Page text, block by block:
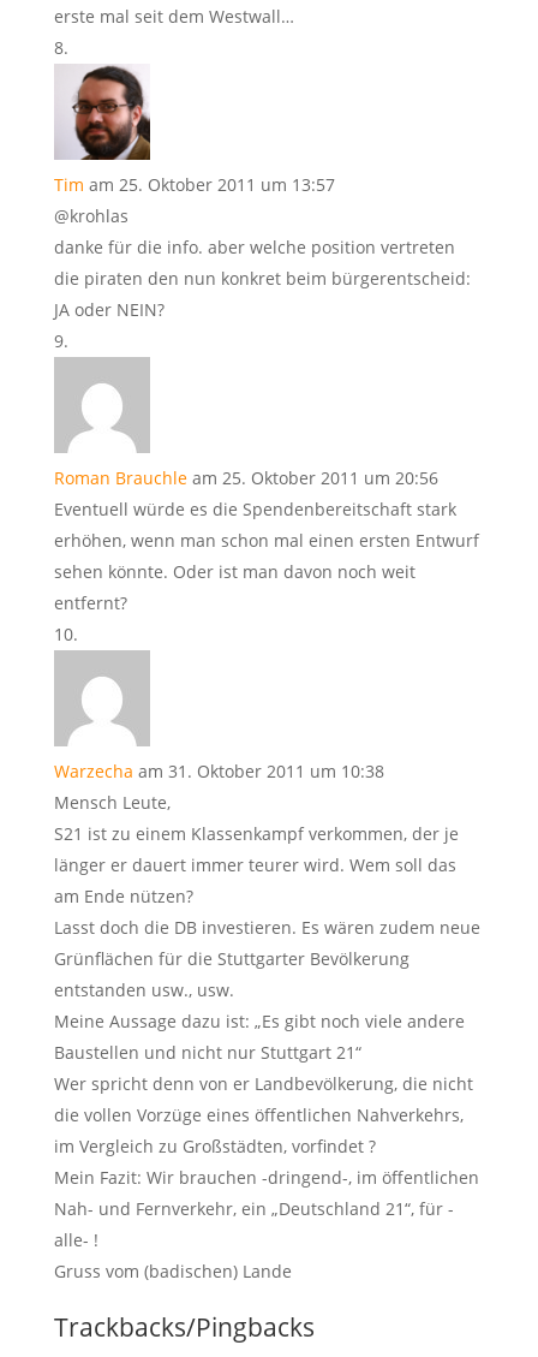
erste mal seit dem Westwall…
Tim am 25. Oktober 2011 um 13:57
@krohlas
danke für die info. aber welche position vertreten
die piraten den nun konkret beim bürgerentscheid:
JA oder NEIN?
Roman Brauchle am 25. Oktober 2011 um 20:56
Eventuell würde es die Spendenbereitschaft stark
erhöhen, wenn man schon mal einen ersten Entwurf
sehen könnte. Oder ist man davon noch weit
entfernt?
Warzecha am 31. Oktober 2011 um 10:38
Mensch Leute,
S21 ist zu einem Klassenkampf verkommen, der je
länger er dauert immer teurer wird. Wem soll das
am Ende nützen?
Lasst doch die DB investieren. Es wären zudem neue
Grünflächen für die Stuttgarter Bevölkerung
entstanden usw., usw.
Meine Aussage dazu ist: „Es gibt noch viele andere
Baustellen und nicht nur Stuttgart 21“
Wer spricht denn von er Landbevölkerung, die nicht
die vollen Vorzüge eines öffentlichen Nahverkehrs,
im Vergleich zu Großstädten, vorfindet ?
Mein Fazit: Wir brauchen -dringend-, im öffentlichen
Nah- und Fernverkehr, ein „Deutschland 21“, für -
alle- !
Gruss vom (badischen) Lande
Trackbacks/Pingbacks